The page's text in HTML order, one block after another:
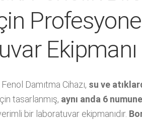
Ekipmanı
Damıtma Cihazı, su ve
tasarlanmış, aynı anda 6
bir laboratuvar ekipmanıdır.